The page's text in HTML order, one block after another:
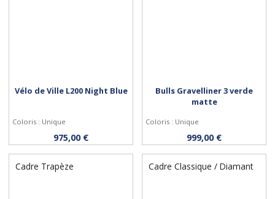
Personnaliser
Vélo de Ville L200 Night Blue
Coloris : Unique
975,00 € Personnaliser
Bulls Gravelliner 3 verde
matte
Coloris : Unique
999,00 €
Cadre Trapèze Cadre Classique / Diamant